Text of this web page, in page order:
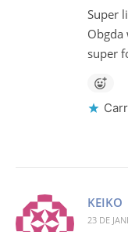
Super
Obgda
super
KEIKO
23 DE